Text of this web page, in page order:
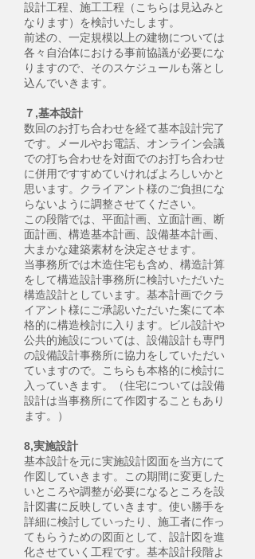
設計工程、施工工程（こちらは見込みと
なります）を検討いたします。
前述の、一定規模以上の建物については
各々自治体における事前協議が必要にな
りますので、そのスケジュールも落とし
込んでいきます。
７,基本設計
数回のお打ち合わせを経て基本設計完了
です。メールやお電話、オンライン会議
での打ち合わせを対面でのお打ち合わせ
に併用ですすめていければよろしいかと
思います。クライアント様のご負担にな
らないように調整させてください。
この段階では、平面計画、立面計画、断
面計画、構造基本計画、設備基本計画、
大まかな建築素材を決定させます。
当事務所では木造住宅も含め、構造計算
をして構造設計事務所に検討いただいた
構造設計としています。基本計画でクラ
イアント様にご承認いただいた案にて本
格的に構造検討に入ります。ビル設計や
公共的施設については、設備設計も専門
の設備設計事務所に協力をしていただい
ていますので。こちらも本格的に検討に
入っていきます。（住宅については設備
設計は当事務所にて作図することもあり
ます。）
8,実施設計
基本設計を元に実施設計図面を当方にて
作図していきます。この期間に変更した
いところや調整が必要になるところを設
計図書に反映していきます。使い勝手を
詳細に検討していったり、施工者に作っ
てもらうための図面として、設計図を進
化させていく工程です。基本設計段階よ